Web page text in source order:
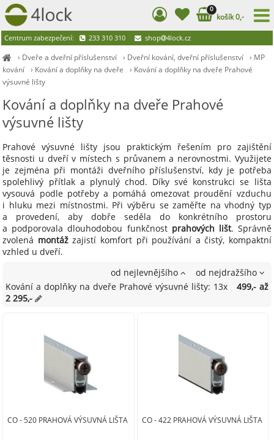
› Dveře a dveřní příslušenství › Dveřní kování, dveřní příslušenství › MP
kování › Kování a doplňky na dveře › Kování a doplňky na dveře Prahové
výsuvné lišty
Kování a doplňky na dveře Prahové
výsuvné lišty
Prahové výsuvné lišty jsou praktickým řešením pro zajištění
těsnosti u dveří v místech s průvanem a nerovnostmi. Využijete
je zejména při montáži dveřního příslušenství, kdy je potřeba
spolehlivý přítlak a plynulý chod. Díky své konstrukci se lišta
vysouvá podle potřeby a pomáhá omezovat proudění vzduchu
i hluku mezi místnostmi. Při výběru se zaměřte na vhodný typ
a provedení, aby dobře seděla do konkrétního prostoru
a podporovala dlouhodobou funkčnost prahových lišt. Správně
zvolená montážzajistí komfort při používání a čistý, kompaktní
vzhled u dveří.
od nejlevnějšího
od nejdražšího
Kování a doplňky na dveře Prahové výsuvné lišty: 13x
499,- až
2 295,-
CO - 520 PRAHOVÁ VÝSUVNÁ LIŠTA CO - 422 PRAHOVÁ VÝSUVNÁ LIŠTA
0
košík 0,-
Centrum zabezpečení: 233 310 310 shop 4lock.cz